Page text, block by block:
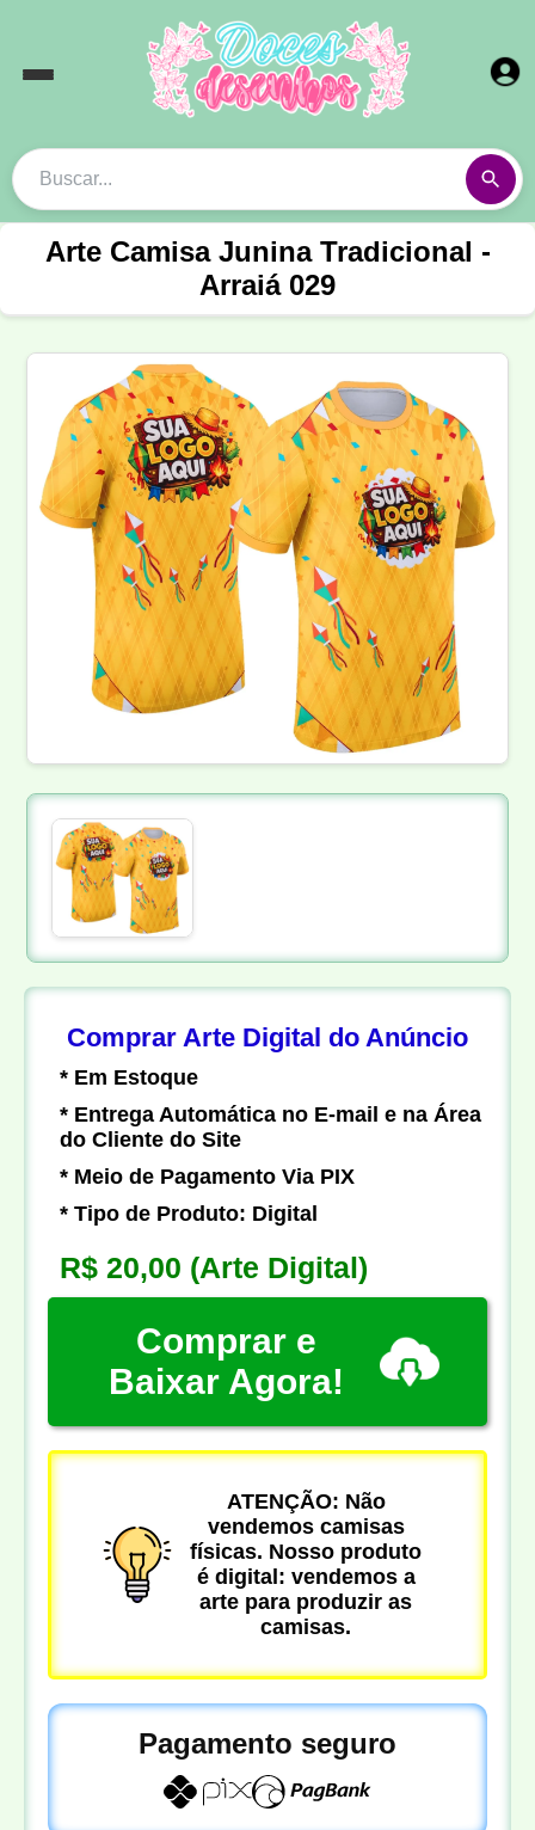
Arte Camisa Junina Tradicional -
Arraiá 029
Comprar Arte Digital do Anúncio
* Em Estoque
* Entrega Automática no E-mail e na Área
do Cliente do Site
* Meio de Pagamento Via PIX
* Tipo de Produto: Digital
R$ 20,00 (Arte Digital)
Comprar e
Baixar Agora!
ATENÇÃO: Não
vendemos camisas
físicas. Nosso produto
é digital: vendemos a
arte para produzir as
camisas.
Pagamento seguro